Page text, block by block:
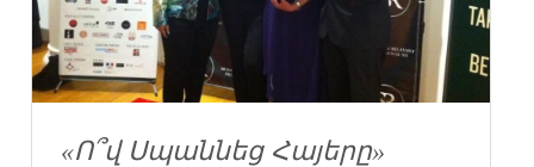
«Ո՞վ Սպաննեց Հայերը»